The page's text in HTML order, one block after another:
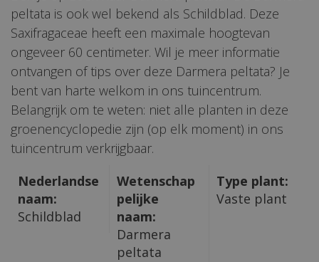
peltata is ook wel bekend als Schildblad. Deze
Saxifragaceae heeft een maximale hoogtevan
ongeveer 60 centimeter. Wil je meer informatie
ontvangen of tips over deze Darmera peltata? Je
bent van harte welkom in ons tuincentrum.
Belangrijk om te weten: niet alle planten in deze
groenencyclopedie zijn (op elk moment) in ons
tuincentrum verkrijgbaar.
Nederlandse
naam:
Schildblad
Wetenschap
pelijke
naam:
Darmera
peltata
Type plant:
Vaste plant